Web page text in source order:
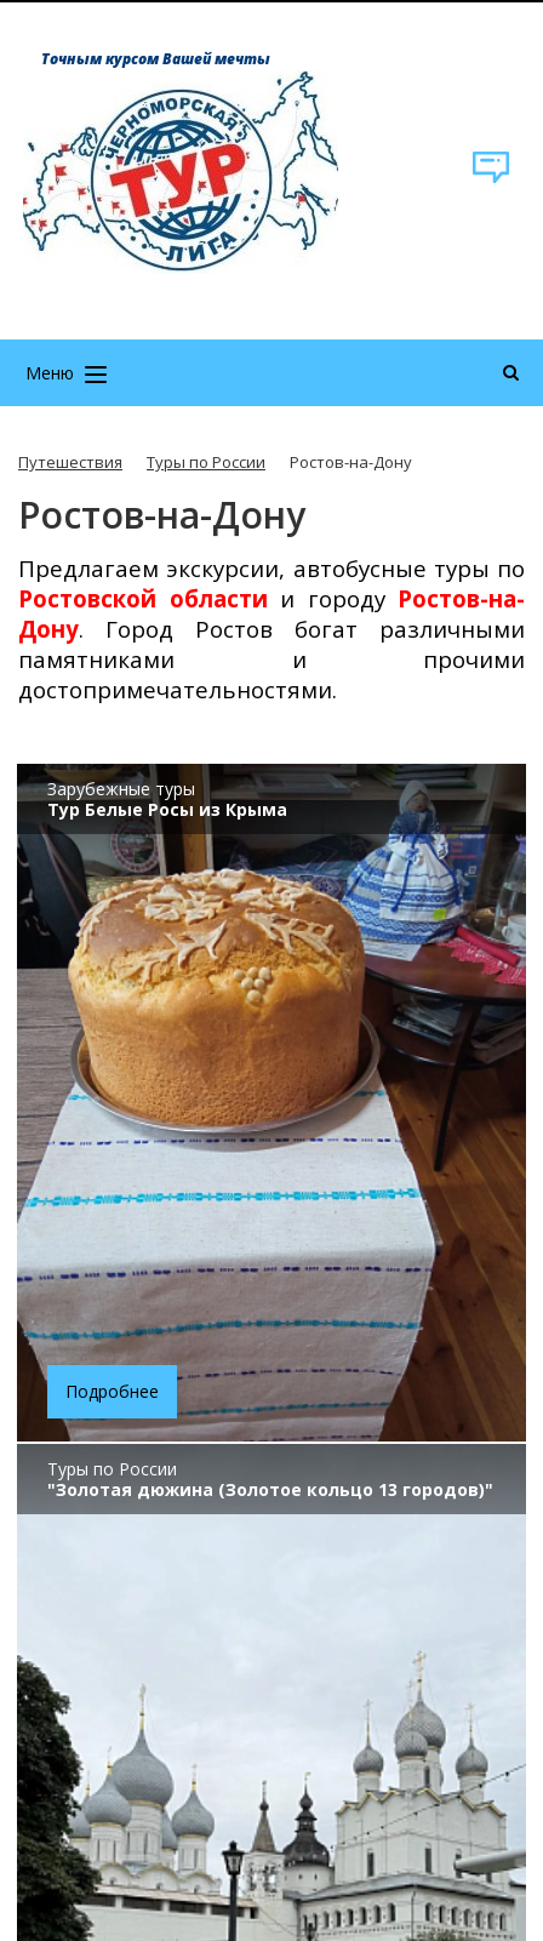
Точным курсом Вашей мечты
Меню
Путешествия Туры по России Ростов-на-Дону
Ростов-на-Дону
Предлагаем экскурсии, автобусные туры по
Ростовской области и городу Ростов-на-
Дону. Город Ростов богат различными
памятниками и прочими
достопримечательностями.
Зарубежные туры
Тур Белые Росы из Крыма
Подробнее
Туры по России
"Золотая дюжина (Золотое кольцо 13 городов)"